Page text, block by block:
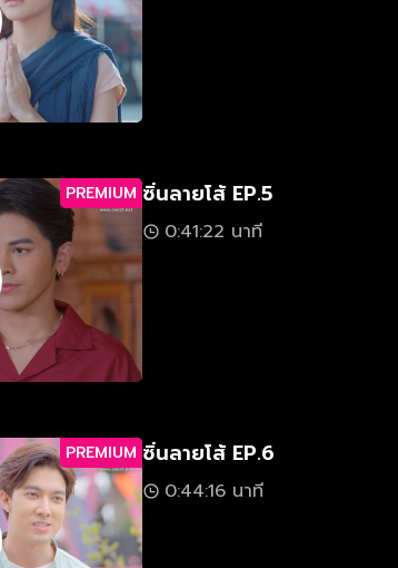
PREMIUM ซิ่นลายโส้ EP.5
0:41:22 นาที
PREMIUM ซิ่นลายโส้ EP.6
0:44:16 นาที